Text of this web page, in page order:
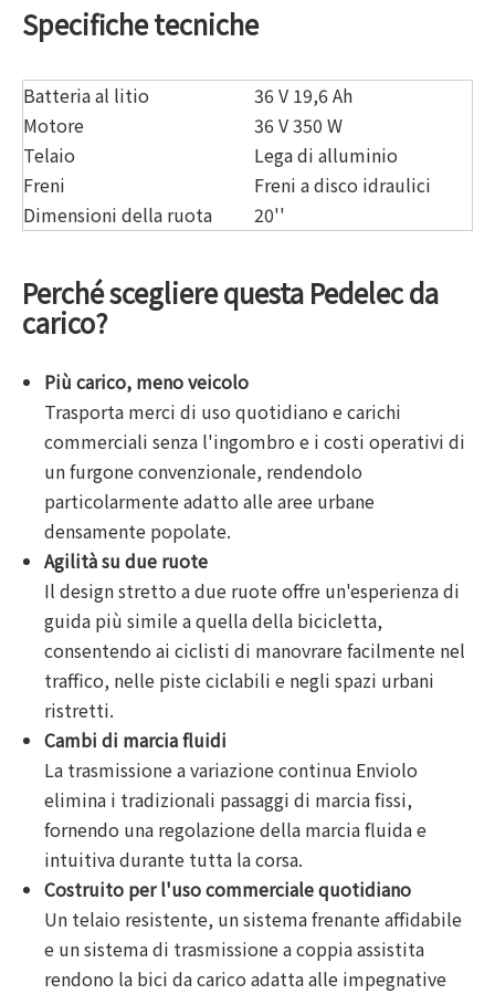
Specifiche tecniche
Batteria al litio
36 V 19,6 Ah
Motore
36 V 350 W
Telaio
Lega di alluminio
Freni
Freni a disco idraulici
Dimensioni della ruota
20''
Perché scegliere questa Pedelec da
carico?
Più carico, meno veicolo
Trasporta merci di uso quotidiano e carichi
commerciali senza l'ingombro e i costi operativi di
un furgone convenzionale, rendendolo
particolarmente adatto alle aree urbane
densamente popolate.
Agilità su due ruote
Il design stretto a due ruote offre un'esperienza di
guida più simile a quella della bicicletta,
consentendo ai ciclisti di manovrare facilmente nel
traffico, nelle piste ciclabili e negli spazi urbani
ristretti.
Cambi di marcia fluidi
La trasmissione a variazione continua Enviolo
elimina i tradizionali passaggi di marcia fissi,
fornendo una regolazione della marcia fluida e
intuitiva durante tutta la corsa.
Costruito per l'uso commerciale quotidiano
Un telaio resistente, un sistema frenante affidabile
e un sistema di trasmissione a coppia assistita
rendono la bici da carico adatta alle impegnative